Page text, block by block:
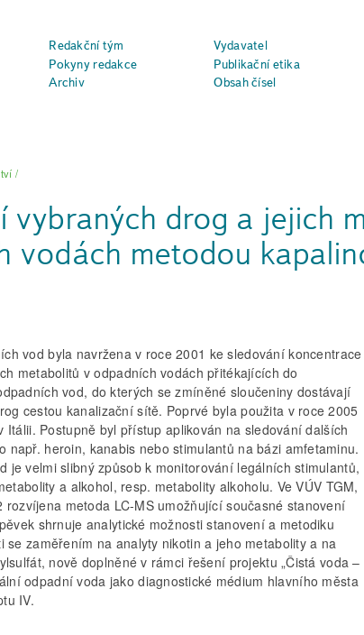
Redakční tým
Vydavatel
Pokyny redakce
Publikační etika
Archiv
Obsah čísel
/
vybraných drog a jejich
vodách metodou
vod byla navržena v roce 2001 ke sledování koncentrace
metabolitů v odpadních vodách přitékajících do
vod, do kterých se zmíněné sloučeniny dostávají
cestou kanalizační sítě. Poprvé byla použita v roce 2005
Itálii. Postupně byl přístup aplikován na sledování dalších
např. heroin, kanabis nebo stimulantů na bázi amfetaminu.
je velmi slibný způsob k monitorování legálních stimulantů,
a alkohol, resp. metabolity alkoholu. Ve VÚV TGM,
rozvíjena metoda LC-MS umožňující současné stanovení
shrnuje analytické možnosti stanovení a metodiku
se zaměřením na analyty nikotin a jeho metabolity a na
nově doplněné v rámci řešení projektu „Čistá voda –
odpadní voda jako diagnostické médium hlavního města
IV.